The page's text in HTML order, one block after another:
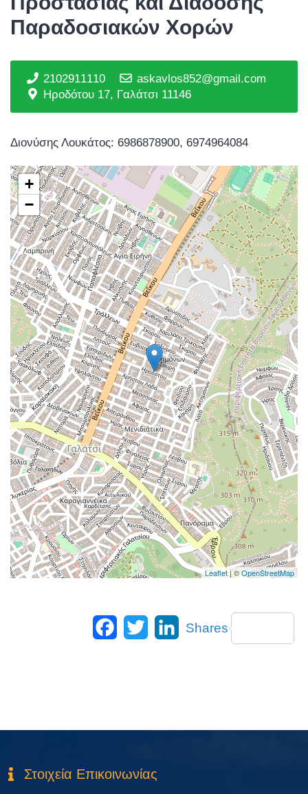
Παραδοσιακών Χορών
2102911110
askavlos852@gmail.com
Ηροδότου 17, Γαλάτσι 11146
Διονύσης Λουκάτος: 6986878900, 6974964084
+
−
Leaflet| ©OpenStreetMap
Facebook
Twitter LinkedIn
Shares
Στοιχεία Επικοινωνίας